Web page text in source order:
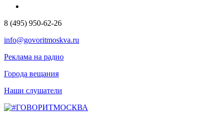
8 (495) 950-62-26
info@govoritmoskva.ru
Реклама на радио
Города вещания
Наши слушатели